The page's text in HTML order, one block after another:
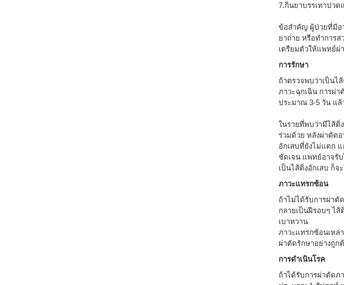
7.กินยาบรรเทาปว
ข้อสำคัญ ผู้ป่วยที่มีอ
ยาถ่าย หรือทำการส
เตรียมตัวให้แพทย์ผ่
การรักษา
ถ้าตรวจพบว่าเป็นไ
ภาวะฉุกเฉิน การผ่า
ประมาณ 3-5 วัน แ
ในรายที่พบว่ามีไส้ติ่
ร่วมด้วย หลังผ่าตัด
อักเสบที่ยังไม่แตก
ชัดเจน แพทย์อาจรับ
เป็นไส้ติ่งอักเสบ ก็จ
ภาวะแทรกซ้อน
ถ้าไม่ได้รับการผ่าตั
กลายเป็นฝีรอบๆ ไ
เบาหวาน
ภาวะแทรกซ้อนเหล่
ผ่าตัดรักษาอย่างถูก
การดำเนินโรค
ถ้าได้รับการผ่าตัดภ